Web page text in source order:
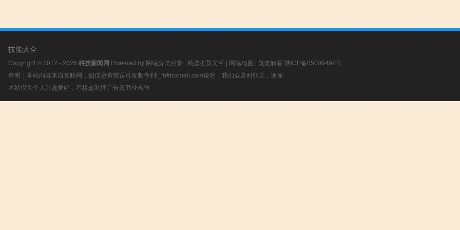
技能大全
Copyright © 2012 - 2026 科技新闻网 Powered by 网站分类目录 | 精选推荐文章 | 网站地图 | 疑难解答 陕ICP备05009492号
声明：本站内容来自互联网，如信息有错误可发邮件到f_fb#foxmail.com说明，我们会及时纠正，谢谢
本站仅为个人兴趣爱好，不接盈利性广告及商业合作